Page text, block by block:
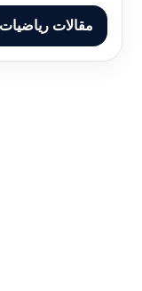
مقالات رياضيات